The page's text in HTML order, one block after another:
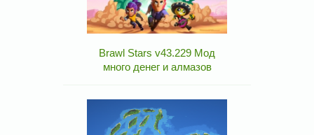
Brawl Stars v43.229 Мод
много денег и алмазов